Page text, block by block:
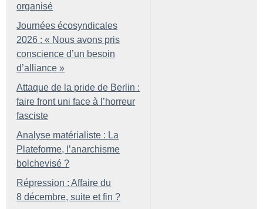
organisé
Journées écosyndicales
2026 : « Nous avons pris
conscience d’un besoin
d’alliance »
Attaque de la pride de Berlin :
faire front uni face à l’horreur
fasciste
Analyse matérialiste : La
Plateforme, l’anarchisme
bolchevisé ?
Répression : Affaire du
8 décembre, suite et fin ?